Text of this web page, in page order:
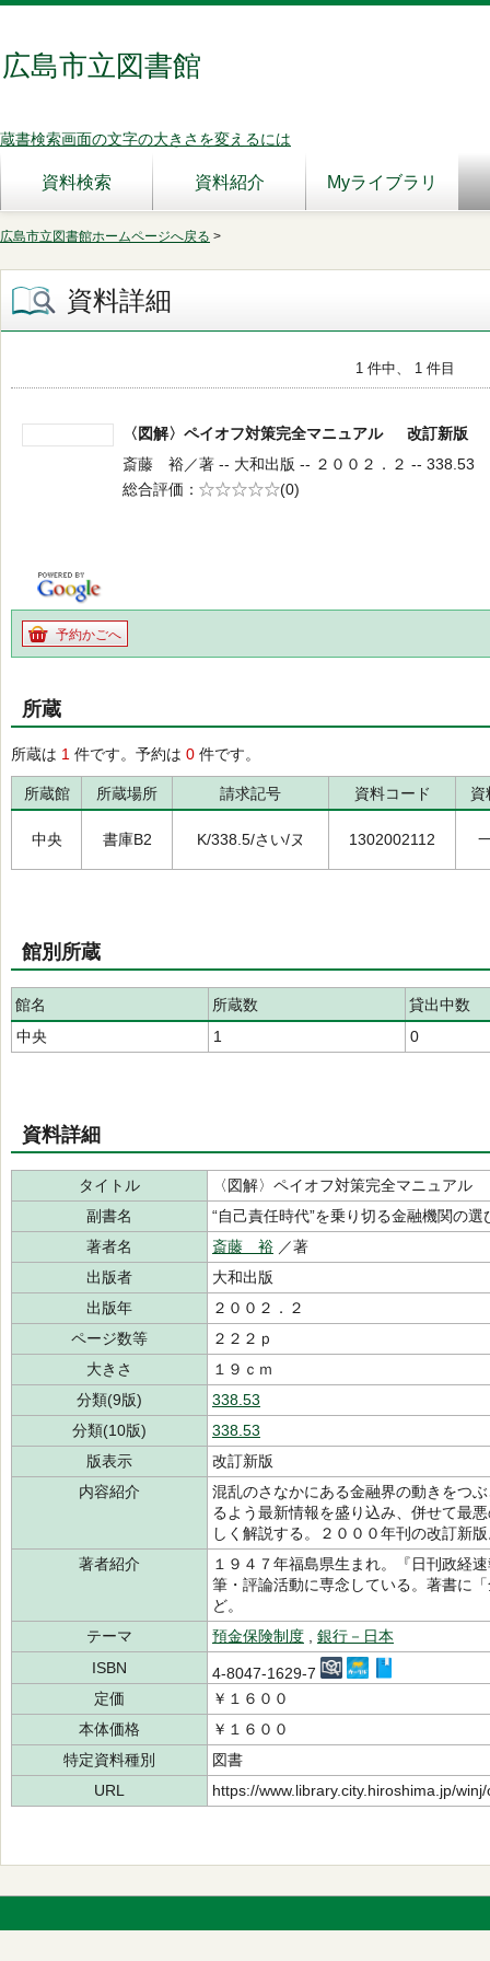
広島市立図書館
蔵書検索画面の文字の大きさを変えるには
資料検索 資料紹介 Myライブラリ
広島市立図書館ホームページへ戻る >
資料詳細
1 件中、 1 件目
〈図解〉ペイオフ対策完全マニュアル 改訂新版
斎藤 裕／著 -- 大和出版 -- ２００２．２ -- 338.53
総合評価
5段階評価
(0)
予約かごへ
所蔵
所蔵は 1 件です。予約は 0 件です。
所蔵館 所蔵場所 請求記号 資料コード 資
中央 書庫B2 K/338.5/さい/ヌ 1302002112
館別所蔵
館名 所蔵数
貸出中数
中央
1 0
資料詳細
タイトル
〈図解〉ペイオフ対策完全マニュアル
副書名
“自己責任時代”を乗り切る金融機関の
著者名
斎藤 裕 ／著
出版者
大和出版
出版年
２００２．２
ページ数等
２２２ｐ
大きさ
１９ｃｍ
分類(9版)
338.53
分類(10版)
338.53
版表示
改訂新版
内容紹介
混乱のさなかにある金融界の動きをつ
るよう最新情報を盛り込み、併せて最
しく解説する。２０００年刊の改訂新
著者紹介
１９４７年福島県生まれ。『日刊政経
筆・評論活動に専念している。著書に
ど。
テーマ
預金保険制度
銀行－日本
ISBN
4-8047-1629-7
定価
￥１６００
本体価格
￥１６００
特定資料種別
図書
URL
https://www.library.city.hiroshima.jp/